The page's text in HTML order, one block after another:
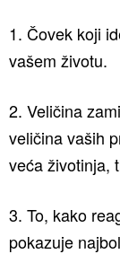
1. Čovek koji
vašem životu.
2. Veličina
veličina vaših
veća životinja,
3. To, kako
pokazuje